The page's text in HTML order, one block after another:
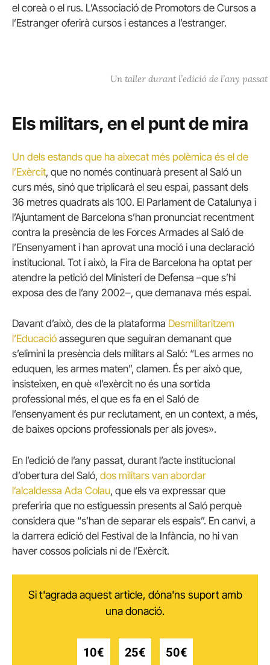
el coreà o el rus. L’Associació de Promotors de Cursos a
l’Estranger oferirà cursos i estances a l’estranger.
Un taller durant l’edició de l’any passat
Els militars, en el punt de mira
Un dels estands que ha aixecat més polèmica és el de
l’Exèrcit, que no només continuarà present al Saló un
curs més, sinó que triplicarà el seu espai, passant dels
36 metres quadrats als 100. El Parlament de Catalunya i
l’Ajuntament de Barcelona s’han pronunciat recentment
contra la presència de les Forces Armades al Saló de
l’Ensenyament i han aprovat una moció i una declaració
institucional. Tot i això, la Fira de Barcelona ha optat per
atendre la petició del Ministeri de Defensa –que s’hi
exposa des de l’any 2002–, que demanava més espai.
Davant d’això, des de la plataforma Desmilitaritzem
l’Educació asseguren que seguiran demanant que
s’elimini la presència dels militars al Saló: “Les armes no
eduquen, les armes maten”, clamen. És per això que,
insisteixen, en què «l’exèrcit no és una sortida
professional més, el que es fa en el Saló de
l’ensenyament és pur reclutament, en un context, a més,
de baixes opcions professionals per als joves».
En l’edició de l’any passat, durant l’acte institucional
d’obertura del Saló, dos militars van abordar
l’alcaldessa Ada Colau, que els va expressar que
preferiria que no estiguessin presents al Saló perquè
considera que “s’han de separar els espais”. En canvi, a
la darrera edició del Festival de la Infància, no hi van
haver cossos policials ni de l’Exèrcit.
Si t'agrada aquest article, dóna'ns suport amb
una donació.
10€ 25€ 50€